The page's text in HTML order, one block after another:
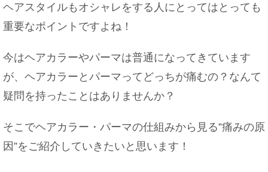
ヘアスタイルもオシャレをする人にとってはとっても
重要なポイントですよね！
今はヘアカラーやパーマは普通になってきています
が、ヘアカラーとパーマってどっちが痛むの？なんて
疑問を持ったことはありませんか？
そこでヘアカラー・パーマの仕組みから見る”痛みの原
因”をご紹介していきたいと思います！